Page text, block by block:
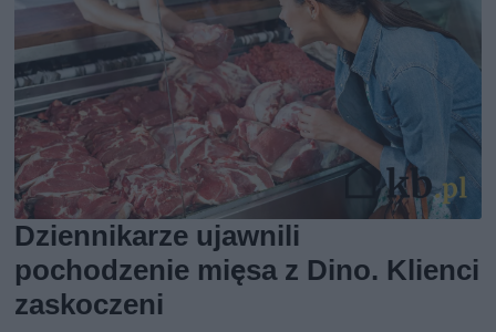
Dziennikarze ujawnili
pochodzenie mięsa z Dino. Klienci
zaskoczeni